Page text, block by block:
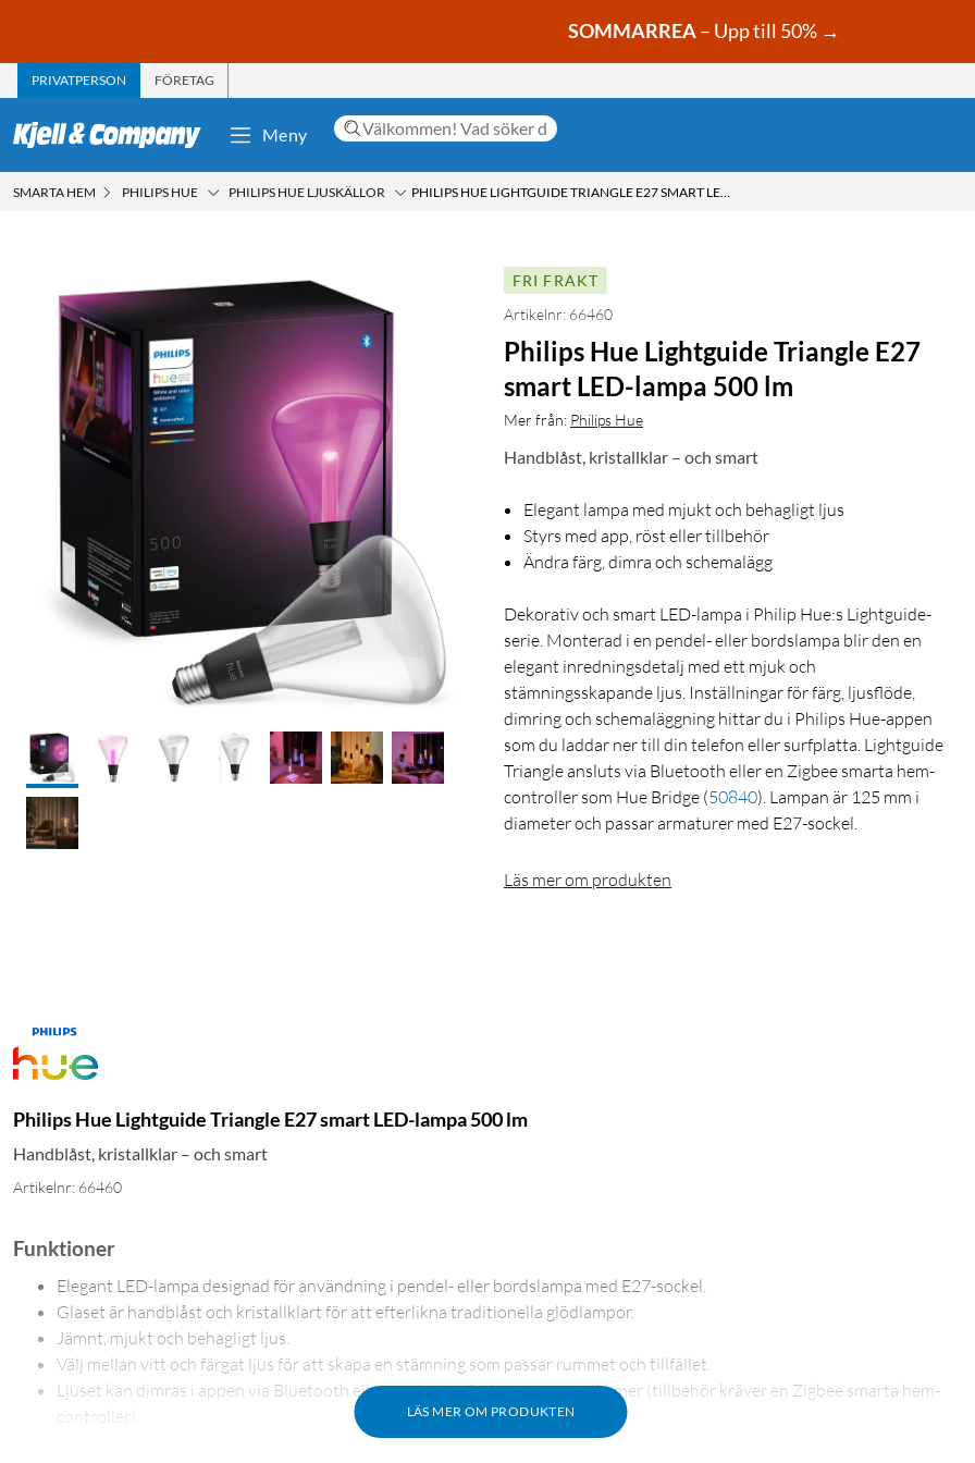
SOMMARREA– Upp till 50% →
PRIVATPERSON FÖRETAG
Meny
SMARTA HEM PHILIPS HUE PHILIPS HUE LJUSKÄLLOR PHILIPS HUE LIGHTGUIDE TRIANGLE E27 SMART LED-LAMPA 500 LM
FRI FRAKT
Artikelnr: 66460
Philips Hue Lightguide Triangle E27
smart LED-lampa 500 lm
Mer från: Philips Hue
Handblåst, kristallklar – och smart
Elegant lampa med mjukt och behagligt ljus
Styrs med app, röst eller tillbehör
Ändra färg, dimra och schemalägg
Dekorativ och smart LED-lampa i Philip Hue:s Lightguide-
serie. Monterad i en pendel- eller bordslampa blir den en
elegant inredningsdetalj med ett mjuk och
stämningsskapande ljus. Inställningar för färg, ljusflöde,
dimring och schemaläggning hittar du i Philips Hue-appen
som du laddar ner till din telefon eller surfplatta. Lightguide
Triangle ansluts via Bluetooth eller en Zigbee smarta hem-
controller som Hue Bridge (50840). Lampan är 125 mm i
diameter och passar armaturer med E27-sockel.
Läs mer om produkten
Philips Hue Lightguide Triangle E27 smart LED-lampa 500 lm
Handblåst, kristallklar – och smart
Artikelnr: 66460
LÄS MER OM PRODUKTEN
Funktioner
Elegant LED-lampa designad för användning i pendel- eller bordslampa med E27-sockel.
Glaset är handblåst och kristallklart för att efterlikna traditionella glödlampor.
Jämnt, mjukt och behagligt ljus.
Välj mellan vitt och färgat ljus för att skapa en stämning som passar rummet och tillfället.
Ljuset kan dimras i appen via Bluetooth eller med en strömbrytare med dimmer (tillbehör kräver en Zigbee smarta hem-
controller).